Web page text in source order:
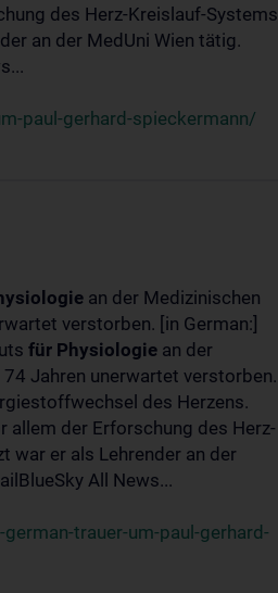
des Herz-Kreislauf-Systems
an der MedUni Wien tätig.
paul-gerhard-spieckermann/
an der Medizinischen
verstorben. [in German:]
für Physiologie an der
Jahren unerwartet verstorben.
des Herzens.
allem der Erforschung des Herz-
war er als Lehrender an der
All News...
trauer-um-paul-gerhard-